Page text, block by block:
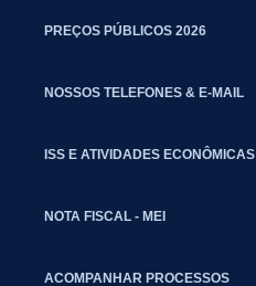
PREÇOS PÚBLICOS 2026
NOSSOS TELEFONES & E-MAIL
ISS E ATIVIDADES ECONÔMICAS
NOTA FISCAL - MEI
ACOMPANHAR PROCESSOS